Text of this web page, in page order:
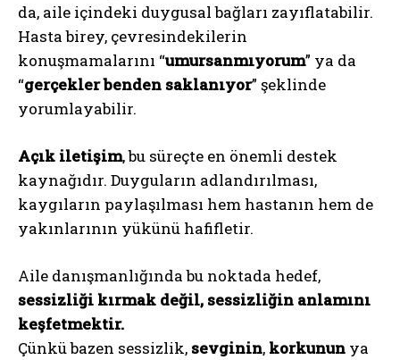
da, aile içindeki duygusal bağları zayıflatabilir.
Hasta birey, çevresindekilerin
konuşmamalarını “umursanmıyorum” ya da
“gerçekler benden saklanıyor” şeklinde
yorumlayabilir.
Açık iletişim, bu süreçte en önemli destek
kaynağıdır. Duyguların adlandırılması,
kaygıların paylaşılması hem hastanın hem de
yakınlarının yükünü hafifletir.
Aile danışmanlığında bu noktada hedef,
sessizliği kırmak değil, sessizliğin anlamını
keşfetmektir.
Çünkü bazen sessizlik, sevginin, korkunun ya